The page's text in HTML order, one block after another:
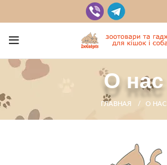
О нас
ГЛАВНАЯ О НАС